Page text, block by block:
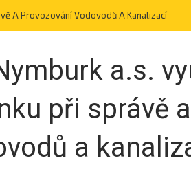
A Provozování Vodovodů A Kanalizací
a.s.
při správě a
a